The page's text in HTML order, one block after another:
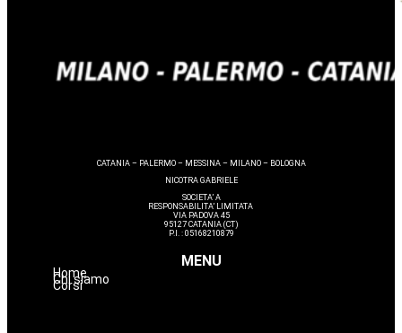
CATANIA – PALERMO – MESSINA – MILANO – BOLOGNA
NICOTRA GABRIELE
SOCIETA’ A
RESPONSABILITA’ LIMITATA
VIA PADOVA 45
95127 CATANIA (CT)
P.I. : 05168210879
MENU
Home
Chi siamo
Corsi